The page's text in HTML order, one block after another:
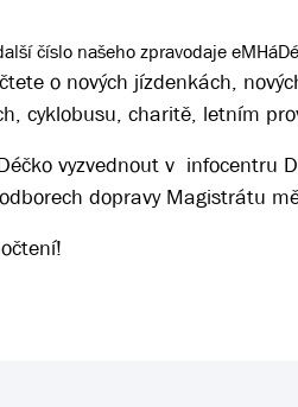
číslo našeho zpravodaje
o nových jízdenkách,
cyklobusu, charitě, letním
vyzvednout v infocentru
dopravy Magistrátu